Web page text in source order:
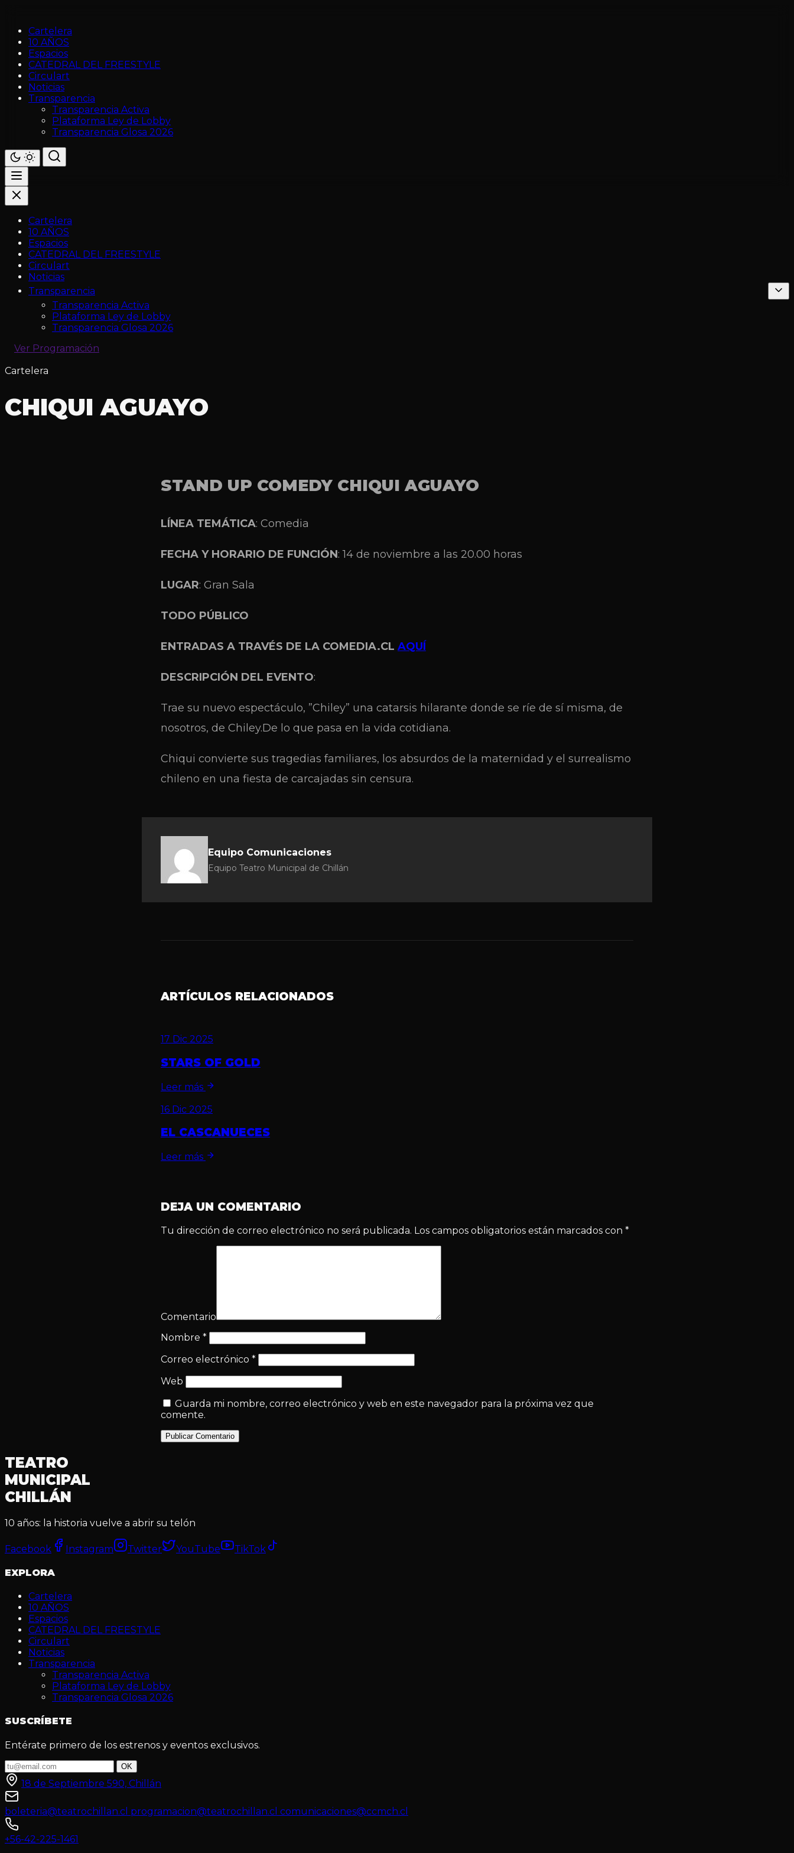
Cartelera
10 AÑOS
Espacios
CATEDRAL DEL FREESTYLE
Circulart
Noticias
Transparencia
Transparencia Activa
Plataforma Ley de Lobby
Transparencia Glosa 2026
Cartelera
10 AÑOS
Espacios
CATEDRAL DEL FREESTYLE
Circulart
Noticias
Transparencia
Transparencia Activa
Plataforma Ley de Lobby
Transparencia Glosa 2026
Ver Programación
Cartelera
CHIQUI AGUAYO
STAND UP COMEDY CHIQUI AGUAYO
LÍNEA TEMÁTICA: Comedia
FECHA Y HORARIO DE FUNCIÓN: 14 de noviembre a las 20.00 horas
LUGAR: Gran Sala
TODO PÚBLICO
ENTRADAS A TRAVÉS DE LA COMEDIA.CL AQUÍ
DESCRIPCIÓN DEL EVENTO:
Trae su nuevo espectáculo, ”Chiley” una catarsis hilarante donde se ríe de sí misma, de
nosotros, de Chiley.De lo que pasa en la vida cotidiana.
Chiqui convierte sus tragedias familiares, los absurdos de la maternidad y el surrealismo
chileno en una fiesta de carcajadas sin censura.
Equipo Comunicaciones
Equipo Teatro Municipal de Chillán
ARTÍCULOS RELACIONADOS
17 Dic 2025
STARS OF GOLD
Leer más
16 Dic 2025
EL CASCANUECES
Leer más
DEJA UN COMENTARIO
Tu dirección de correo electrónico no será publicada. Los campos obligatorios están marcados con *
Comentario
Nombre *
Correo electrónico *
Web
Guarda mi nombre, correo electrónico y web en este navegador para la próxima vez que
comente.
Publicar Comentario
TEATRO
MUNICIPAL
CHILLÁN
10 años: la historia vuelve a abrir su telón
Facebook Instagram Twitter YouTube TikTok
EXPLORA
Cartelera
10 AÑOS
Espacios
CATEDRAL DEL FREESTYLE
Circulart
Noticias
Transparencia
Transparencia Activa
Plataforma Ley de Lobby
Transparencia Glosa 2026
SUSCRÍBETE
Entérate primero de los estrenos y eventos exclusivos.
OK
18 de Septiembre 590, Chillán
boleteria@teatrochillan.cl programacion@teatrochillan.cl comunicaciones@ccmch.cl
+56-42-225-1461